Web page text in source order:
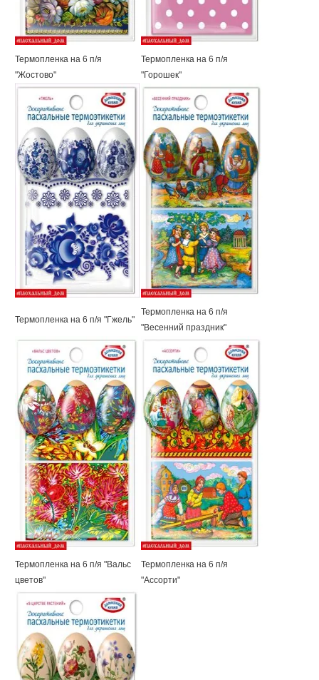
Термопленка на 6 п/я
"Жостово"
Термопленка на 6 п/я
"Горошек"
Термопленка на 6 п/я "Гжель"
Термопленка на 6 п/я
"Весенний праздник"
Термопленка на 6 п/я "Вальс
цветов"
Термопленка на 6 п/я
"Ассорти"